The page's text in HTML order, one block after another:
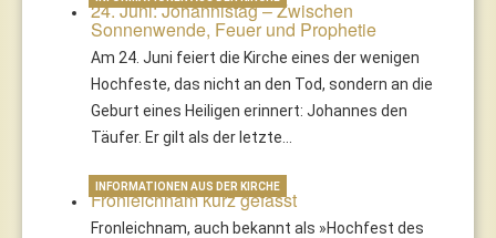
24. Juni: Johannistag – Zwischen
Sonnenwende, Feuer und Prophetie
Am 24. Juni feiert die Kirche eines der wenigen
Hochfeste, das nicht an den Tod, sondern an die
Geburt eines Heiligen erinnert: Johannes den
Täufer. Er gilt als der letzte…
Fronleichnam kurz gefasst
Fronleichnam, auch bekannt als »Hochfest des
INFORMATIONEN AUS DER KIRCHE